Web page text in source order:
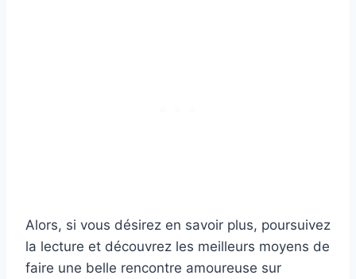
Alors, si vous désirez en savoir plus, poursuivez
la lecture et découvrez les meilleurs moyens de
faire une belle rencontre amoureuse sur